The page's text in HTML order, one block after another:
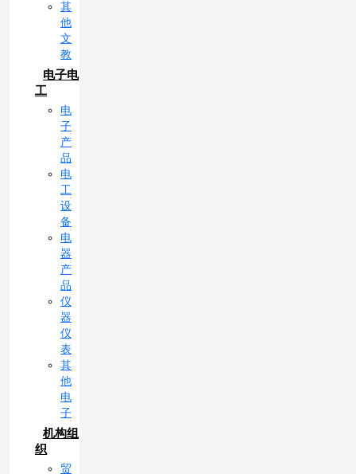
其
他
文
教
电子电
工
电
子
产
品
电
工
设
备
电
器
产
品
仪
器
仪
表
其
他
电
子
机构组
织
贸